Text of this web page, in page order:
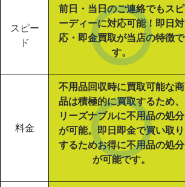
スピー
ド
前日・当日のご連絡でもスピ
ーディーに対応可能！即日対
応・即金買取が当店の特徴で
す。
料金
不用品回収時に買取可能な商
品は積極的に買取するため、
リーズナブルに不用品の処分
が可能。即日即金で買い取り
するためお得に不用品の処分
が可能です。